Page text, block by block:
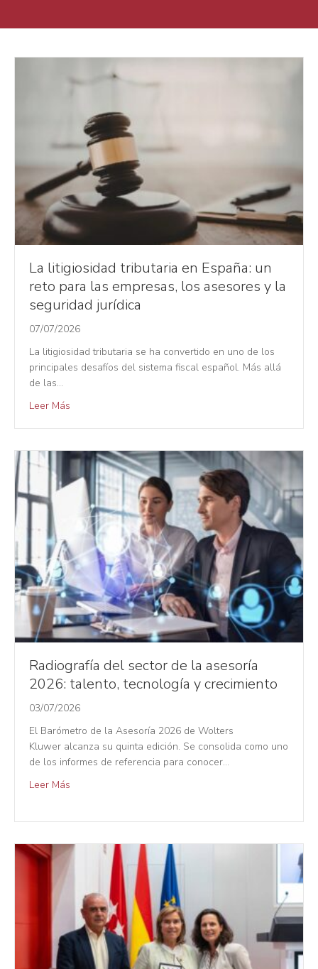
La litigiosidad tributaria en España: un
reto para las empresas, los asesores y la
seguridad jurídica
07/07/2026
La litigiosidad tributaria se ha convertido en uno de los
principales desafíos del sistema fiscal español. Más allá
de las…
Leer Más
Radiografía del sector de la asesoría
2026: talento, tecnología y crecimiento
03/07/2026
El Barómetro de la Asesoría 2026 de Wolters
Kluwer alcanza su quinta edición. Se consolida como uno
de los informes de referencia para conocer…
Leer Más